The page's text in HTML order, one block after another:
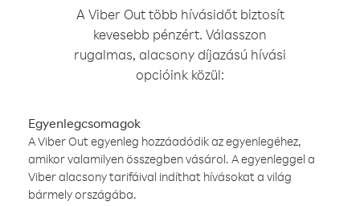
A Viber Out több hívásidőt biztosít
kevesebb pénzért. Válasszon
rugalmas, alacsony díjazású hívási
opcióink közül:
Egyenlegcsomagok
A Viber Out egyenleg hozzáadódik az egyenlegéhez,
amikor valamilyen összegben vásárol. A egyenleggel a
Viber alacsony tarifáival indíthat hívásokat a világ
bármely országába.